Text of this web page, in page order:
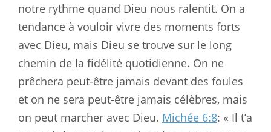
notre rythme quand Dieu nous ralentit. On a
tendance à vouloir vivre des moments forts
avec Dieu, mais Dieu se trouve sur le long
chemin de la fidélité quotidienne. On ne
prêchera peut-être jamais devant des foules
et on ne sera peut-être jamais célèbres, mais
on peut marcher avec Dieu. Michée 6:8: « Il t’a